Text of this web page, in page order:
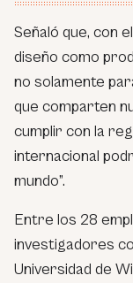
Señaló que, con
diseño como
no solamente
que comparten
cumplir con la
internacional
mundo”.
Entre los 28
investigadores
Universidad de